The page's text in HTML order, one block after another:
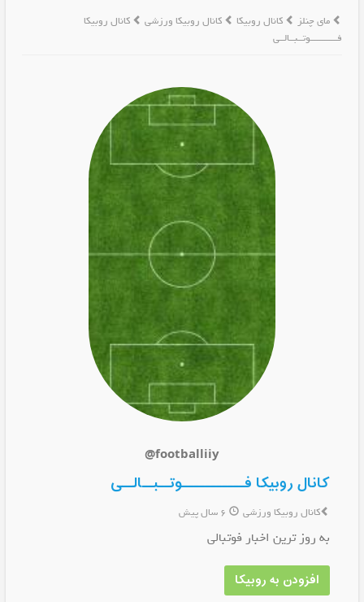
مای چنلز کانال روبیکا کانال روبیکا ورزشی
کانال روبیکا
فـــــــــــوتــبــالــی
@footballiiy
کانال روبیکا فـــــــــــوتــبــالــی
کانال روبیکا ورزشی
به روز ترین اخبار فوتبالی
افزودن به روبیکا